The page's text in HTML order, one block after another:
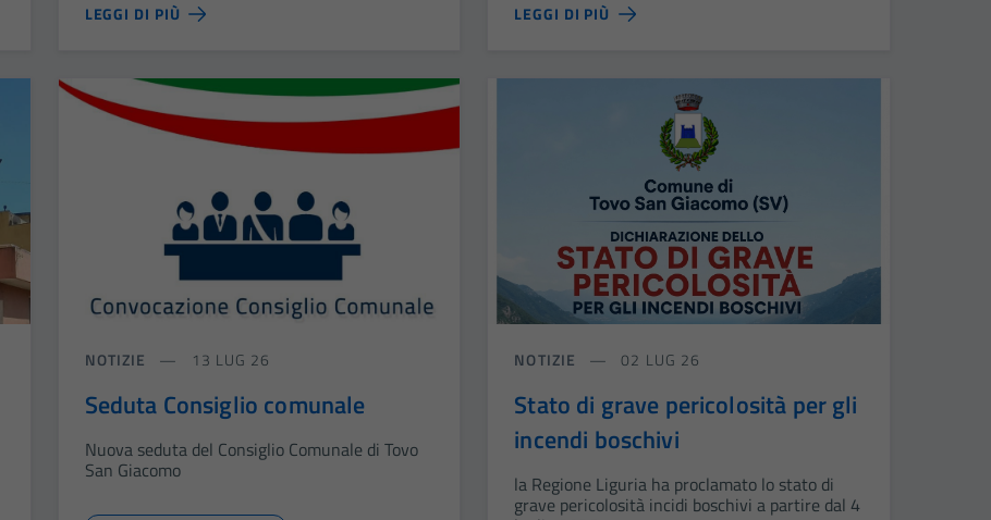
LEGGI DI PIÙ LEGGI DI PIÙ
NOTIZIE 13 LUG 26
Seduta Consiglio comunale
Nuova seduta del Consiglio Comunale di Tovo
San Giacomo
NOTIZIE 02 LUG 26
Stato di grave pericolosità per gli
incendi boschivi
la Regione Liguria ha proclamato lo stato di
grave pericolosità incidi boschivi a partire dal 4